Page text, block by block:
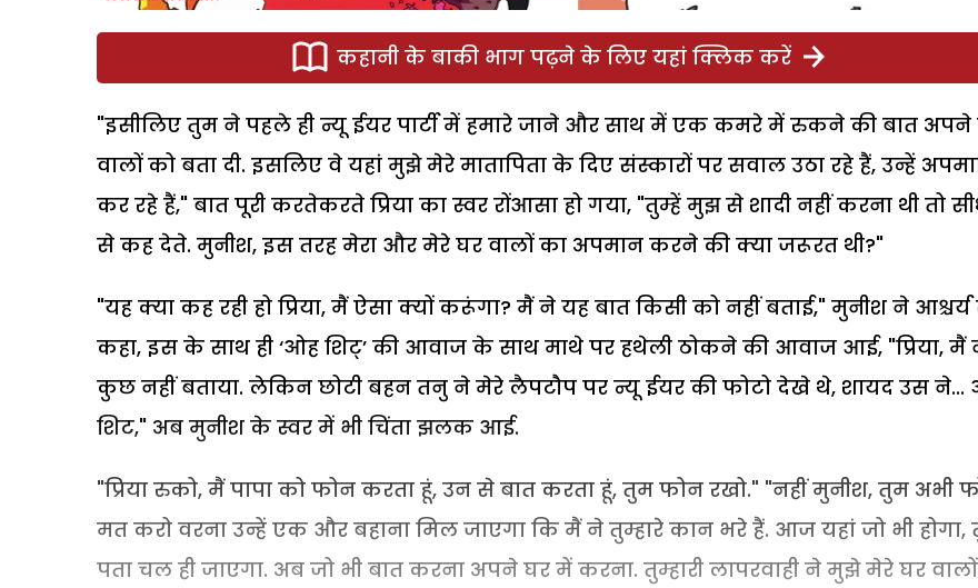
कहानी के बाकी भाग पढ़ने के लिए यहां क्लिक करें
"इसीलिए तुम ने पहले ही न्यू ईयर पार्टी में हमारे जाने और साथ में एक कमरे में रुकने की बात अपने
वालों को बता दी. इसलिए वे यहां मुझे मेरे मातापिता के दिए संस्कारों पर सवाल उठा रहे हैं, उन्हें
कर रहे हैं," बात पूरी करतेकरते प्रिया का स्वर रोंआसा हो गया, "तुम्हें मुझ से शादी नहीं करना थी तो
से कह देते. मुनीश, इस तरह मेरा और मेरे घर वालों का अपमान करने की क्या जरूरत थी?"
"यह क्या कह रही हो प्रिया, मैं ऐसा क्यों करूंगा? मैं ने यह बात किसी को नहीं बताई," मुनीश ने
कहा, इस के साथ ही ‘ओह शिट्’ की आवाज के साथ माथे पर हथेली ठोकने की आवाज आई, "प्रिया, मैं
कुछ नहीं बताया. लेकिन छोटी बहन तनु ने मेरे लैपटौप पर न्यू ईयर की फोटो देखे थे, शायद उस ने...
शिट," अब मुनीश के स्वर में भी चिंता झलक आई.
"प्रिया रुको, मैं पापा को फोन करता हूं, उन से बात करता हूं, तुम फोन रखो." "नहीं मुनीश, तुम अभी
मत करो वरना उन्हें एक और बहाना मिल जाएगा कि मैं ने तुम्हारे कान भरे हैं. आज यहां जो भी होगा,
पता चल ही जाएगा. अब जो भी बात करना अपने घर में करना. तुम्हारी लापरवाही ने मुझे मेरे घर